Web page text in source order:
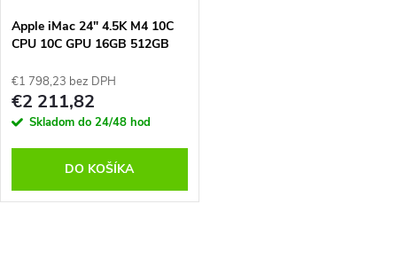
Apple iMac 24" 4.5K M4 10C
CPU 10C GPU 16GB 512GB
€1 798,23 bez DPH
€2 211,82
Skladom do 24/48 hod
DO KOŠÍKA